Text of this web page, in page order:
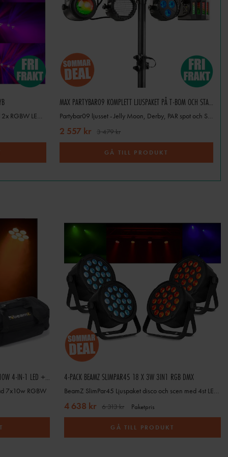
du fortfarande frågor om ett
Party- och scenljuspaket PartyBar1 med 2x RGBW LED spot och 2x discoljus inkl stativ
MAX PARTYBAR09 KOMPLETT LJUSPAKET PÅ T-BOM OCH STATIV
Partybar09 ljusset - Jelly Moon, Derby, PAR spot och Strobe
2 557 kr 3 479 kr
GÅ TILL PRODUKT
PAKET 2ST MHL74 MINI MOVING HEAD 7X 10W 4-IN-1 LED + CASE
7x10w RGBW
4-PACK BEAMZ SLIMPAR45 18 X 3W 3IN1 RGB DMX
BeamZ SlimPar45 Ljuspaket disco och scen med 4st LED spotlight. 3 i 1 Slimpar RBG LED armatur
4 638 kr 6 313 kr Paketpris
GÅ TILL PRODUKT